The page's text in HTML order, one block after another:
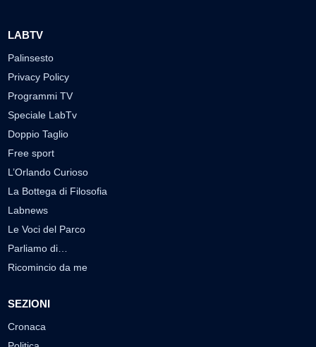
LABTV
Palinsesto
Privacy Policy
Programmi TV
Speciale LabTv
Doppio Taglio
Free sport
L’Orlando Curioso
La Bottega di Filosofia
Labnews
Le Voci del Parco
Parliamo di…
Ricomincio da me
SEZIONI
Cronaca